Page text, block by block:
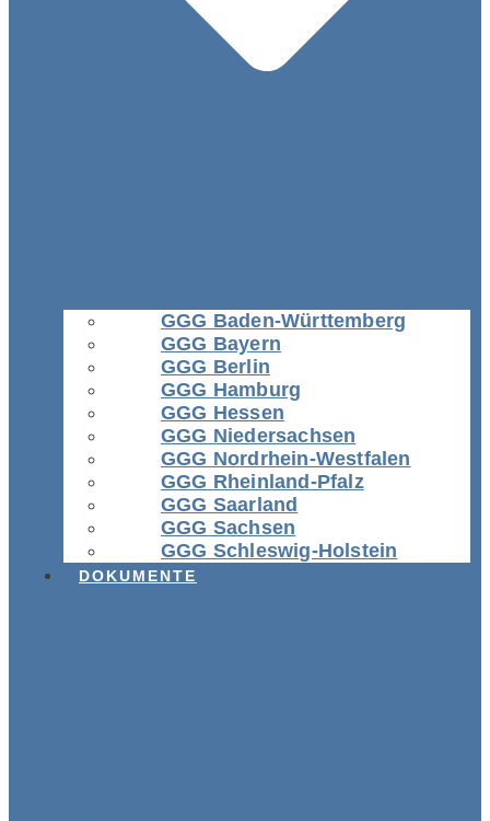
GGG Baden-Württemberg
GGG Bayern
GGG Berlin
GGG Hamburg
GGG Hessen
GGG Niedersachsen
GGG Nordrhein-Westfalen
GGG Rheinland-Pfalz
GGG Saarland
GGG Sachsen
GGG Schleswig-Holstein
DOKUMENTE